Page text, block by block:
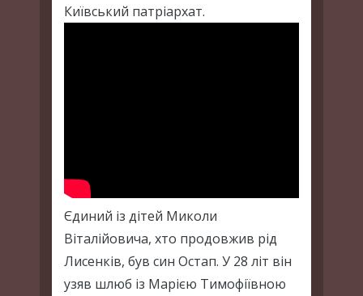
Київський патріархат.
Єдиний із дітей Миколи
Віталійовича, хто продовжив рід
Лисенків, був син Остап. У 28 літ він
узяв шлюб із Марією Тимофіївною